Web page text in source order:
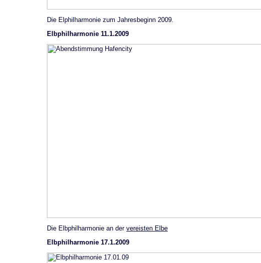
Die Elphilharmonie zum Jahresbeginn 2009.
Elbphilharmonie 11.1.2009
Die Elbphilharmonie an der vereisten Elbe
Elbphilharmonie 17.1.2009